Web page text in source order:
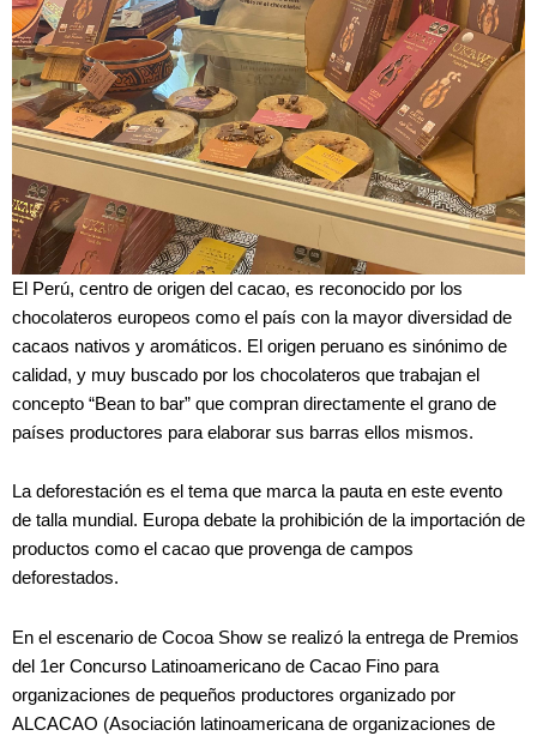
El Perú, centro de origen del cacao, es reconocido por los
chocolateros europeos como el país con la mayor diversidad de
cacaos nativos y aromáticos. El origen peruano es sinónimo de
calidad, y muy buscado por los chocolateros que trabajan el
concepto “Bean to bar” que compran directamente el grano de
países productores para elaborar sus barras ellos mismos.
La deforestación es el tema que marca la pauta en este evento
de talla mundial. Europa debate la prohibición de la importación de
productos como el cacao que provenga de campos
deforestados.
En el escenario de Cocoa Show se realizó la entrega de Premios
del 1er Concurso Latinoamericano de Cacao Fino para
organizaciones de pequeños productores organizado por
ALCACAO (Asociación latinoamericana de organizaciones de